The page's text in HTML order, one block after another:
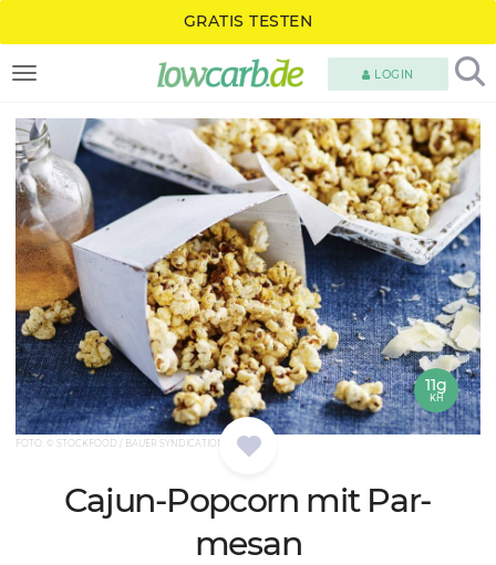
GRATIS TESTEN
TOGGLE NAVIGATION LOGIN
FOTO: © STOCKFOOD / BAUER SYNDICATION
11g
KH
Ca­jun-Pop­corn mit Par­
me­san